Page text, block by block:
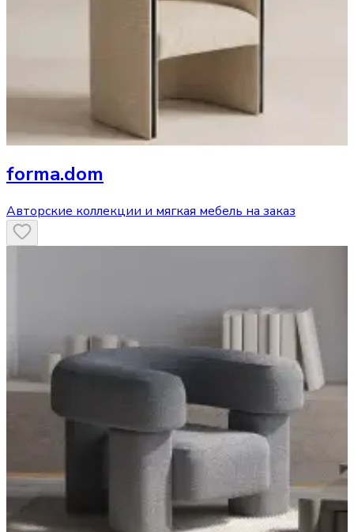
forma.dom
Авторские коллекции и мягкая мебель на заказ